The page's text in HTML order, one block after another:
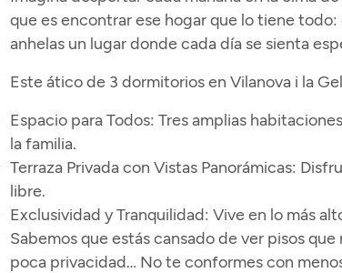
que es encontrar ese hogar que lo tiene
anhelas un lugar donde cada día se sienta
Este ático de 3 dormitorios en Vilanova i la
Espacio para Todos: Tres amplias
la familia.
Terraza Privada con Vistas Panorámicas:
libre.
Exclusividad y Tranquilidad: Vive en lo más
Sabemos que estás cansado de ver pisos
poca privacidad… No te conformes con